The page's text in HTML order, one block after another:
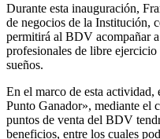
Durante esta inauguración,
de negocios de la Institución,
permitirá al BDV acompañar
profesionales de libre
sueños.
En el marco de esta
Punto Ganador», mediante el
puntos de venta del BDV
beneficios, entre los cuales